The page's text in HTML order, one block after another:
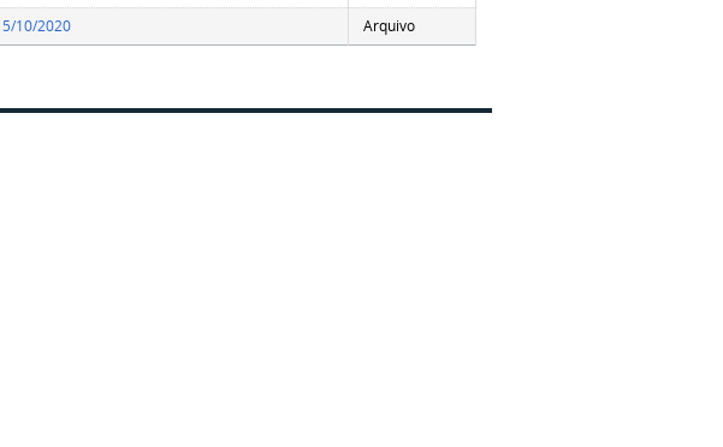
10/2020
Arquivo